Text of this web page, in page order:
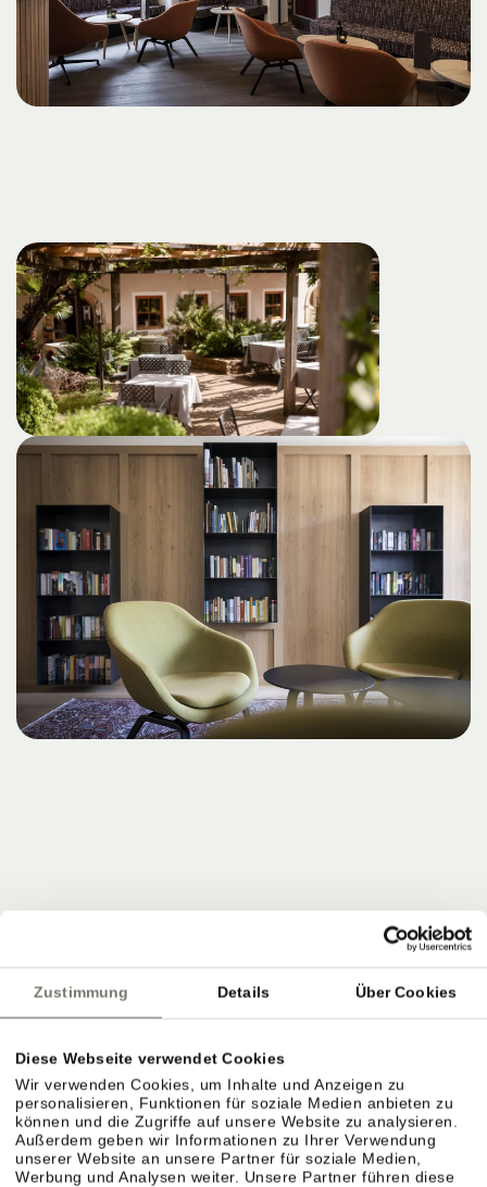
Zustimmung Details Über Cookies
Diese Webseite verwendet Cookies
Wir verwenden Cookies, um Inhalte und Anzeigen zu
personalisieren, Funktionen für soziale Medien anbieten zu
können und die Zugriffe auf unsere Website zu analysieren.
Außerdem geben wir Informationen zu Ihrer Verwendung
unserer Website an unsere Partner für soziale Medien,
Werbung und Analysen weiter. Unsere Partner führen diese